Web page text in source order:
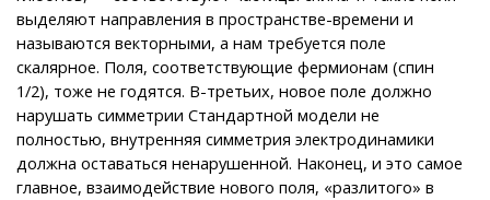
выделяют направления в пространстве-времени и
называются векторными, а нам требуется поле
скалярное. Поля, соответствующие фермионам (спин
1/2), тоже не годятся. В-третьих, новое поле должно
нарушать симметрии Стандартной модели не
полностью, внутренняя симметрия электродинамики
должна оставаться ненарушенной. Наконец, и это самое
главное, взаимодействие нового поля, «разлитого» в